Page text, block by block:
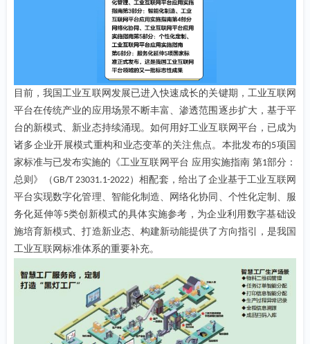
目前，我国工业互联网发展已进入快速成长的关键期，工业互联网
平台在传统产业的应用场景不断丰富、渗透范围逐步扩大，基于平
台的新模式、新业态持续涌现。如何用好工业互联网平台，已成为
诸多企业开展模式重构和业态变革的关注焦点。本批发布的5项国
家标准与已发布实施的《工业互联网平台 应用实施指南 第1部分：
总则》（GB/T 23031.1-2022）相配套，给出了企业基于工业互联网
平台实现数字化管理、智能化制造、网络化协同、个性化定制、服
务化延伸等5类创新模式的具体实施参考，为企业利用数字基础设
施培育新模式、打造新业态、构建新动能提供了方向指引，是我国
工业互联网标准体系的重要补充。